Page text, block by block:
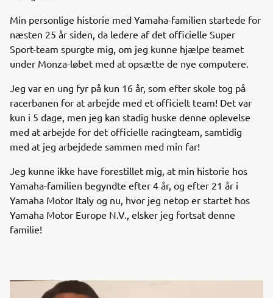
Min personlige historie med Yamaha-familien startede for
næsten 25 år siden, da ledere af det officielle Super
Sport-team spurgte mig, om jeg kunne hjælpe teamet
under Monza-løbet med at opsætte de nye computere.
Jeg var en ung fyr på kun 16 år, som efter skole tog på
racerbanen for at arbejde med et officielt team! Det var
kun i 5 dage, men jeg kan stadig huske denne oplevelse
med at arbejde for det officielle racingteam, samtidig
med at jeg arbejdede sammen med min far!
Jeg kunne ikke have forestillet mig, at min historie hos
Yamaha-familien begyndte efter 4 år, og efter 21 år i
Yamaha Motor Italy og nu, hvor jeg netop er startet hos
Yamaha Motor Europe N.V., elsker jeg fortsat denne
familie!